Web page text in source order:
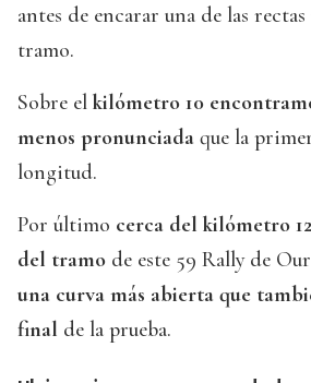
antes de encarar una de las
tramo.
Sobre el kilómetro 10
menos pronunciada que la
longitud.
Por último cerca del kilómetro
del tramo de este 59 Rally de
una curva más abierta que
final de la prueba.